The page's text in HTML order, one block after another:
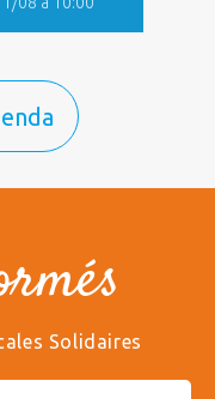
Solidaires